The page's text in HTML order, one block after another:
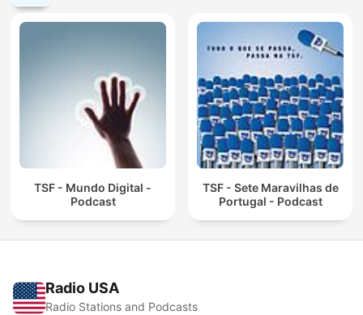
TSF - Mundo Digital -
Podcast
TSF - Sete Maravilhas de
Portugal - Podcast
Radio USA
Radio Stations and Podcasts